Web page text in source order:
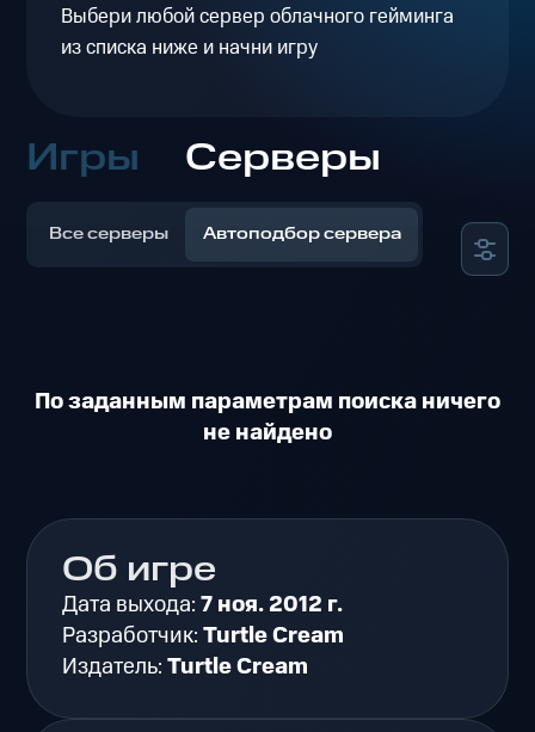
Выбери любой сервер облачного гейминга
из списка ниже и начни игру
Игры Серверы
Все серверы Автоподбор сервера
По заданным параметрам поиска ничего
не найдено
Об игре
Дата выхода:7 ноя. 2012 г.
Разработчик:Turtle Cream
Издатель:Turtle Cream